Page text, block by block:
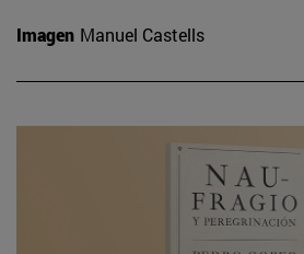
Imagen Manuel Castells